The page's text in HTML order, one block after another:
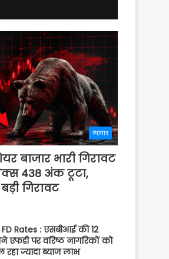
व्यापार
बाजार भारी गिरावट
438 अंक टूटा,
गिरावट
FD Rates : एसबीआई की 12
एफडी पर वरिष्ठ नागरिकों को
रहा ज्यादा ब्याज लाभ